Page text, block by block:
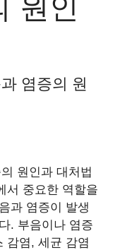
원인
염증의 원
원인과 대처법
서 중요한 역할을
과 염증이 발생
. 부음이나 염증
감염, 세균 감염